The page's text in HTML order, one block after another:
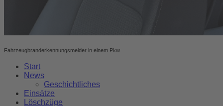
Fahrzeugbranderkennungsmelder in einem Pkw
Start
News
Geschichtliches
Einsätze
Löschzüge